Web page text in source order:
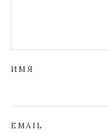
ИМЯ
EMAIL